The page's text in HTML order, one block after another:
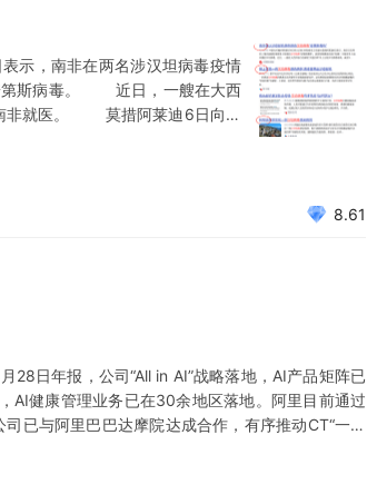
示，南非在两名涉汉坦病毒疫情
安第斯病毒。 近日，一艘在大西
南非就医。 莫措阿莱迪6日向南
8.61
28日年报，公司“All in AI”战略落地，AI产品矩阵已
AI健康管理业务已在30余地区落地。阿里目前通过
已与阿里巴巴达摩院达成合作，有序推动CT“一扫